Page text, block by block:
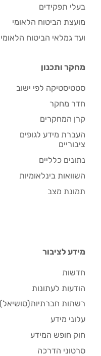
בעלי תפקידים
מועצת הביטוח הלאומי
ועד גמלאי הביטוח הלאומי
מחקר ותכנון
סטטיסטיקה לפי ישוב
חדר מחקר
קרן המחקרים
העברת מידע לגופים
ציבוריים
נתונים כלליים
השוואות בינלאומיות
תמונת מצב
מידע לציבור
חדשות
הודעות לעתונות
רשתות חברתיות(סושיאל)
עלוני מידע
חוק חופש המידע
סרטוני הדרכה